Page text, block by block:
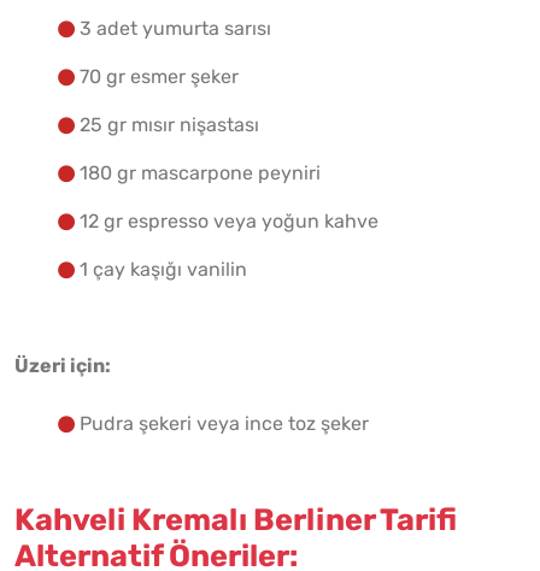
3 adet yumurta sarısı
70 gr esmer şeker
25 gr mısır nişastası
180 gr mascarpone peyniri
12 gr espresso veya yoğun kahve
1 çay kaşığı vanilin
Üzeri için:
Pudra şekeri veya ince toz şeker
Kahveli Kremalı Berliner Tarifi
Alternatif Öneriler: